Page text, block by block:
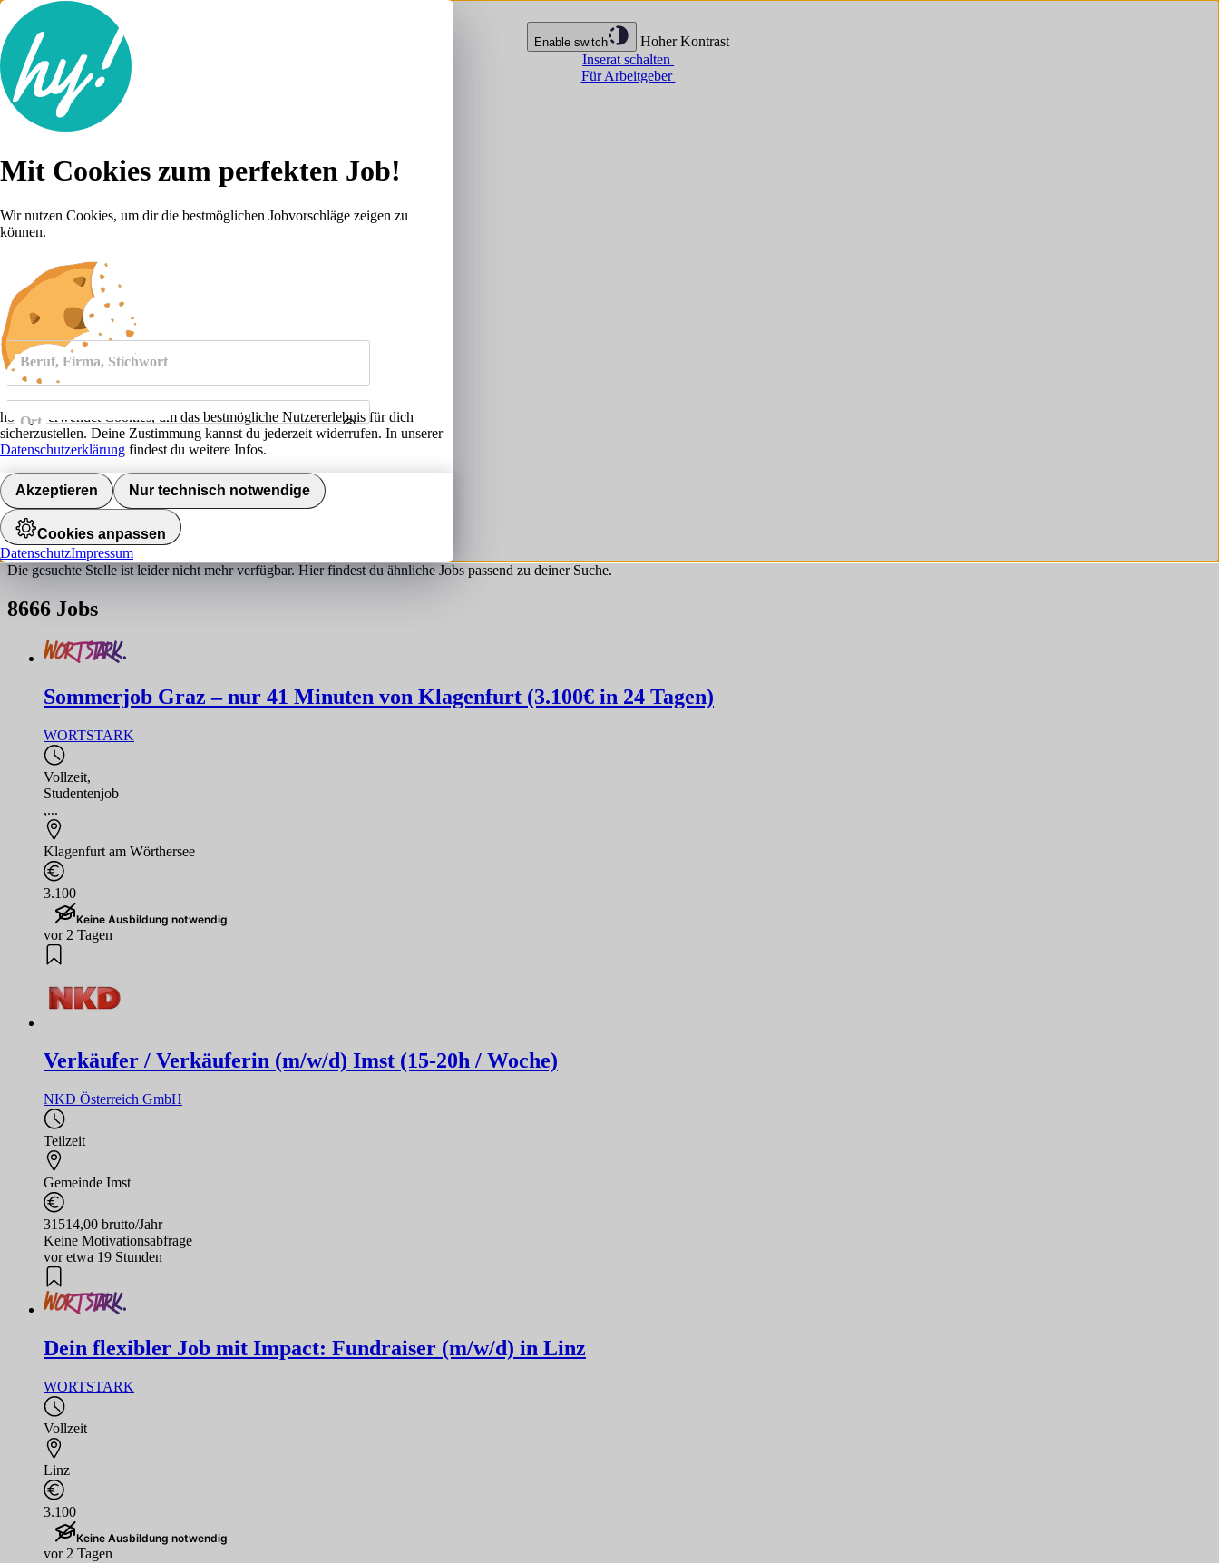
Enable switch
Hoher Kontrast
Inserat schalten
Für Arbeitgeber
Lebenslauf
Karriere-Tipps
Anmelden
Beruf, Firma, Stichwort
Ort
Umkreis
Jobs finden
Job nicht gefunden!
Die gesuchte Stelle ist leider nicht mehr verfügbar. Hier findest du ähnliche Jobs passend zu deiner Suche.
8666 Jobs
Sommerjob Graz – nur 41 Minuten von Klagenfurt (3.100€ in 24 Tagen)
WORTSTARK
Vollzeit,
Studentenjob
,...
Klagenfurt am Wörthersee
3.100
Keine Ausbildung notwendig
vor 2 Tagen
Verkäufer / Verkäuferin (m/w/d) Imst (15-20h / Woche)
NKD Österreich GmbH
Teilzeit
Gemeinde Imst
31514,00 brutto/Jahr
Keine Motivationsabfrage
vor etwa 19 Stunden
Dein flexibler Job mit Impact: Fundraiser (m/w/d) in Linz
WORTSTARK
Vollzeit
Linz
3.100
Keine Ausbildung notwendig
vor 2 Tagen
Mit Cookies zum perfekten Job!
Wir nutzen Cookies, um dir die bestmöglichen Jobvorschläge zeigen zu
können.
hokify verwendet Cookies, um das bestmögliche Nutzererlebnis für dich
sicherzustellen. Deine Zustimmung kannst du jederzeit widerrufen. In unserer
Datenschutzerklärung findest du weitere Infos.
Akzeptieren Nur technisch notwendige
Cookies anpassen
DatenschutzImpressum